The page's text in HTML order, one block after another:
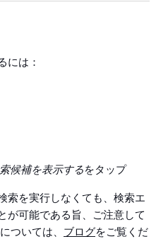
には：
候補を表示するをタップ
索を実行しなくても、検索エ
が可能である旨、ご注意して
ついては、 ブログをご覧くだ